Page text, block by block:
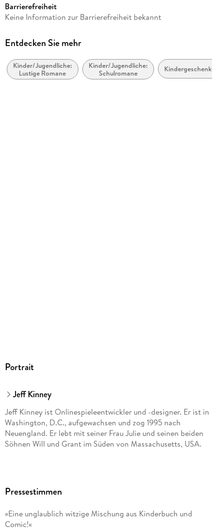
Altersempfehlung
Reihe
Autor/Autorin
Jeff Kinney
Herstelleradresse
Barrierefreiheit
Keine Information zur Barrierefreiheit bekannt
Entdecken Sie mehr
Kinder/Jugendliche:
Lustige Romane
Kinder/Jugendliche:
Schulromane
Portrait
Jeff Kinney
Jeff Kinney ist Onlinespieleentwickler und -designer. Er ist in
Washington, D.C., aufgewachsen und zog 1995 nach
Neuengland. Er lebt mit seiner Frau Julie und seinen beiden
Söhnen Will und Grant im Süden von Massachusetts, USA.
Pressestimmen
»Eine unglaublich witzige Mischung aus Kinderbuch und